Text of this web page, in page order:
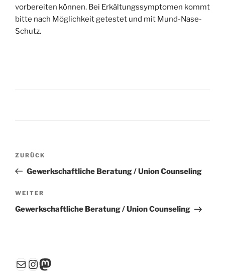
vorbereiten können. Bei Erkältungssymptomen kommt
bitte nach Möglichkeit getestet und mit Mund-Nase-
Schutz.
Beitragsnavigation
Vorheriger
Beitrag
ZURÜCK
Gewerkschaftliche Beratung / Union Counseling
Nächster
Beitrag
WEITER
Gewerkschaftliche Beratung / Union Counseling
E-MailInstagram
Mastodon